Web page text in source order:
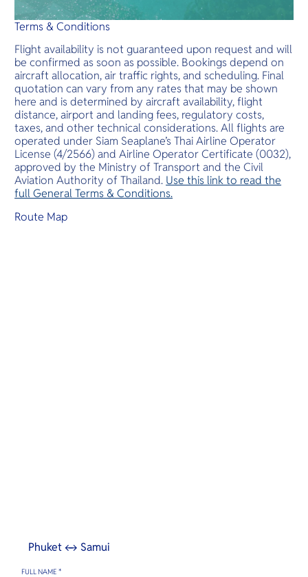
Terms & Conditions
Flight availability is not guaranteed upon request and will
be confirmed as soon as possible. Bookings depend on
aircraft allocation, air traffic rights, and scheduling. Final
quotation can vary from any rates that may be shown
here and is determined by aircraft availability, flight
distance, airport and landing fees, regulatory costs,
taxes, and other technical considerations. All flights are
operated under Siam Seaplane’s Thai Airline Operator
License (4/2566) and Airline Operator Certificate (0032),
approved by the Ministry of Transport and the Civil
Aviation Authority of Thailand. Use this link to read the
full General Terms & Conditions.
Route Map
Phuket ↔ Samui
FULL NAME *